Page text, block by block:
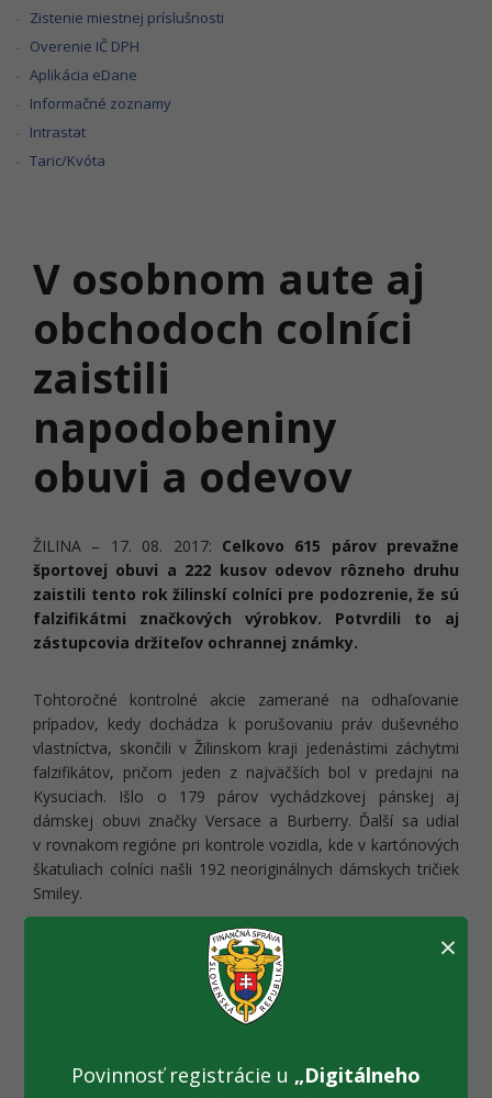
Zistenie miestnej príslušnosti
Overenie IČ DPH
Aplikácia eDane
Informačné zoznamy
Intrastat
Taric/Kvóta
V osobnom aute aj
obchodoch colníci
zaistili
napodobeniny
obuvi a odevov
ŽILINA – 17. 08. 2017: Celkovo 615 párov prevažne
športovej obuvi a 222 kusov odevov rôzneho druhu
zaistili tento rok žilinskí colníci pre podozrenie, že sú
falzifikátmi značkových výrobkov. Potvrdili to aj
zástupcovia držiteľov ochrannej známky.
Tohtoročné kontrolné akcie zamerané na odhaľovanie
prípadov, kedy dochádza k porušovaniu práv duševného
vlastníctva, skončili v Žilinskom kraji jedenástimi záchytmi
falzifikátov, pričom jeden z najväčších bol v predajni na
Kysuciach. Išlo o 179 párov vychádzkovej pánskej aj
dámskej obuvi značky Versace a Burberry. Ďalší sa udial
v rovnakom regióne pri kontrole vozidla, kde v kartónových
škatuliach colníci našli 192 neoriginálnych dámskych tričiek
Smiley.
Z celého zaisteného tovaru bolo jednoznačne najviac - až
436 párov športovej obuvi, kde výrobca napodobnil dizajn -
spoločnosti Adidas. V ostatných prípadoch sa jednalo
prevažne o obľúbené detské tričká HELLO KITTY, tepláky a
×
Povinnosť registrácie u „Digitálneho